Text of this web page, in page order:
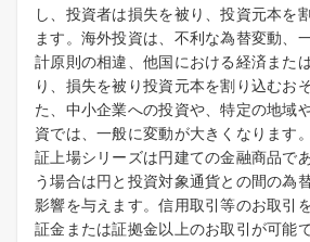
し、投資者は損失を被り、投資元本を
ます。海外投資は、不利な為替変動、
計原則の相違、他国における経済また
り、損失を被り投資元本を割り込むお
た、中小企業への投資や、特定の地域
資では、一般に変動が大きくなります
証上場シリーズは円建ての金融商品で
う場合は円と投資対象通貨との間の為
影響を与えます。信用取引等のお取引
証金または証拠金以上のお取引が可能